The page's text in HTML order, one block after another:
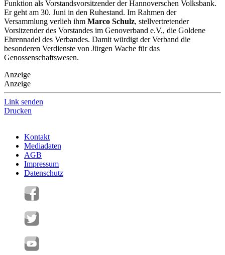
Funktion als Vorstandsvorsitzender der Hannoverschen Volksbank.
Er geht am 30. Juni in den Ruhestand. Im Rahmen der
Versammlung verlieh ihm Marco Schulz, stellvertretender
Vorsitzender des Vorstandes im Genoverband e.V., die Goldene
Ehrennadel des Verbandes. Damit würdigt der Verband die
besonderen Verdienste von Jürgen Wache für das
Genossenschaftswesen.
Anzeige
Anzeige
Link senden
Drucken
Kontakt
Mediadaten
AGB
Impressum
Datenschutz